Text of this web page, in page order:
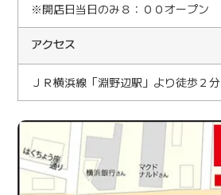
※開店日当日のみ８：００オープン
アクセス
ＪＲ横浜線「淵野辺駅」より徒歩２分